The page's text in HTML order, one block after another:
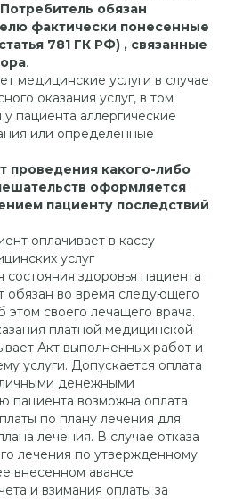
Потребитель обязан
фактически понесенные
781 ГК РФ) , связанные
.
медицинские услуги в случае
оказания услуг, в том
пациента аллергические
или определенные
проведения какого-либо
оформляется
пациенту последствий
оплачивает в кассу
услуг
состояния здоровья пациента
обязан во время следующего
этом своего лечащего врача.
платной медицинской
Акт выполненных работ и
услуги. Допускается оплата
денежными
пациента возможна оплата
по плану лечения для
лечения. В случае отказа
лечения по утвержденному
внесенном авансе
и взимания оплаты за